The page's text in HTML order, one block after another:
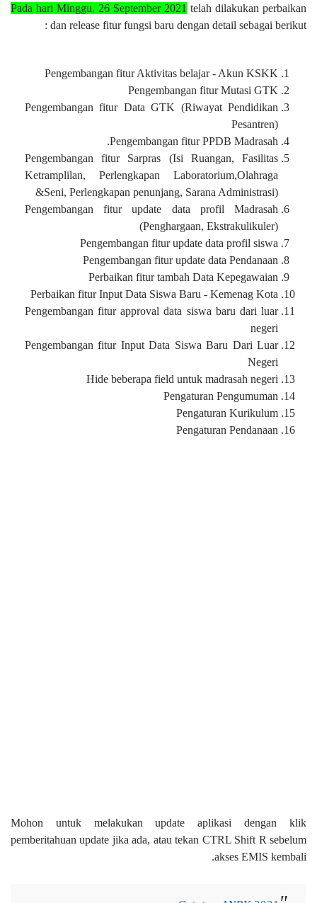
Pada hari Minggu, 26 September 2021 telah dilakukan perbaikan
dan release fitur fungsi baru dengan detail sebagai berikut :
Pengembangan fitur Aktivitas belajar - Akun KSKK
Pengembangan fitur Mutasi GTK
Pengembangan fitur Data GTK (Riwayat Pendidikan
Pesantren)
Pengembangan fitur PPDB Madrasah.
Pengembangan fitur Sarpras (Isi Ruangan, Fasilitas
Ketramplilan, Perlengkapan Laboratorium,Olahraga
&Seni, Perlengkapan penunjang, Sarana Administrasi)
Pengembangan fitur update data profil Madrasah
(Penghargaan, Ekstrakulikuler)
Pengembangan fitur update data profil siswa
Pengembangan fitur update data Pendanaan
Perbaikan fitur tambah Data Kepegawaian
Perbaikan fitur Input Data Siswa Baru - Kemenag Kota
Pengembangan fitur approval data siswa baru dari luar
negeri
Pengembangan fitur Input Data Siswa Baru Dari Luar
Negeri
Hide beberapa field untuk madrasah negeri
Pengaturan Pengumuman
Pengaturan Kurikulum
Pengaturan Pendanaan
Mohon untuk melakukan update aplikasi dengan klik
pemberitahuan update jika ada, atau tekan CTRL Shift R sebelum
akses EMIS kembali.